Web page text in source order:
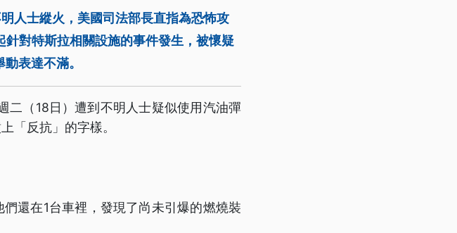
人士縱火，美國司法部長直指為恐怖攻
對特斯拉相關設施的事件發生，被懷疑
表達不滿。
二（18日）遭到不明人士疑似使用汽油彈
「反抗」的字樣。
還在1台車裡，發現了尚未引爆的燃燒裝